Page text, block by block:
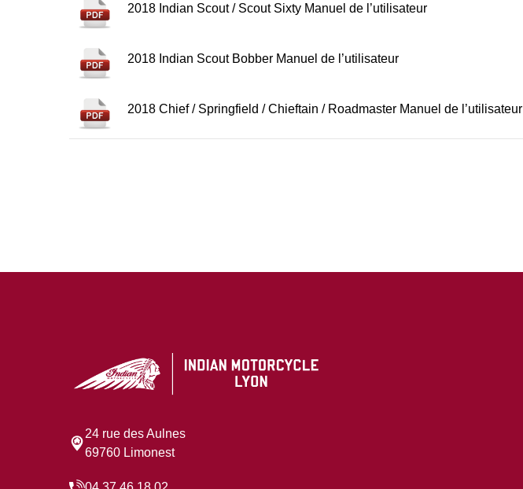
2018 Indian Scout / Scout Sixty Manuel de l’utilisateur
2018 Indian Scout Bobber Manuel de l’utilisateur
2018 Chief / Springfield / Chieftain / Roadmaster Manuel de l’utilisateur
24 rue des Aulnes
69760 Limonest